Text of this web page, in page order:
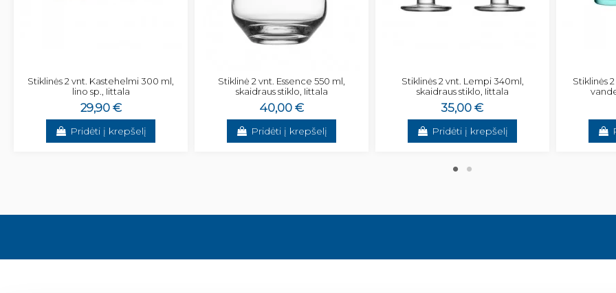
Stiklinės 2 vnt. Kastehelmi 300 ml,
lino sp., Iittala
29,90 €
Pridėti į krepšelį
Stiklinė 2 vnt. Essence 550 ml,
skaidraus stiklo, Iittala
40,00 €
Pridėti į krepšelį
Stiklinės 2 vnt. Lempi 340ml,
skaidraus stiklo, Iittala
35,00 €
Pridėti į krepšelį
Stiklinės